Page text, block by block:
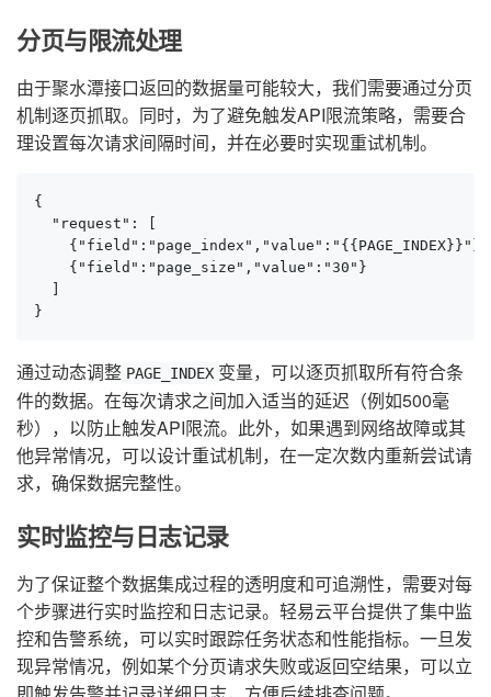
分页与限流处理
由于聚水潭接口返回的数据量可能较大，我们需要通过分页
机制逐页抓取。同时，为了避免触发API限流策略，需要合
理设置每次请求间隔时间，并在必要时实现重试机制。
{
  "request": [
    {"field":"page_index","value":"{{PAGE_INDEX}}"},
    {"field":"page_size","value":"30"}
}
通过动态调整 PAGE_INDEX 变量，可以逐页抓取所有符合条
件的数据。在每次请求之间加入适当的延迟（例如500毫
秒），以防止触发API限流。此外，如果遇到网络故障或其
他异常情况，可以设计重试机制，在一定次数内重新尝试请
求，确保数据完整性。
实时监控与日志记录
为了保证整个数据集成过程的透明度和可追溯性，需要对每
个步骤进行实时监控和日志记录。轻易云平台提供了集中监
控和告警系统，可以实时跟踪任务状态和性能指标。一旦发
现异常情况，例如某个分页请求失败或返回空结果，可以立